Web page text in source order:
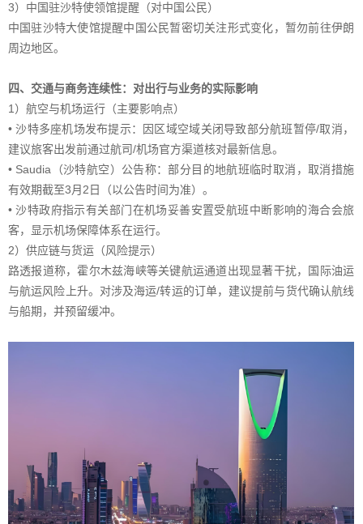
3）中国驻沙特使领馆提醒（对中国公民）
中国驻沙特大使馆提醒中国公民暂密切关注形式变化，暂勿前往伊朗
周边地区。
四、交通与商务连续性：对出行与业务的实际影响
1）航空与机场运行（主要影响点）
• 沙特多座机场发布提示：因区域空域关闭导致部分航班暂停/取消，
建议旅客出发前通过航司/机场官方渠道核对最新信息。
• Saudia（沙特航空）公告称：部分目的地航班临时取消，取消措施
有效期截至3月2日（以公告时间为准）。
• 沙特政府指示有关部门在机场妥善安置受航班中断影响的海合会旅
客，显示机场保障体系在运行。
2）供应链与货运（风险提示）
路透报道称，霍尔木兹海峡等关键航运通道出现显著干扰，国际油运
与航运风险上升。对涉及海运/转运的订单，建议提前与货代确认航线
与船期，并预留缓冲。